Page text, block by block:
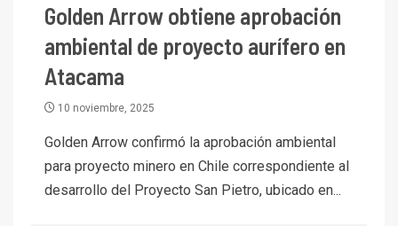
Golden Arrow obtiene aprobación
ambiental de proyecto aurífero en
Atacama
10 noviembre, 2025
Golden Arrow confirmó la aprobación ambiental
para proyecto minero en Chile correspondiente al
desarrollo del Proyecto San Pietro, ubicado en...
7 I+D
Codelco reporta Ebitda de US$
6.670 millones y mejora sus
Codelco Ventanas prueba
camión 100% eléctrico para
transportar cátodos al Puerto
de San Antonio